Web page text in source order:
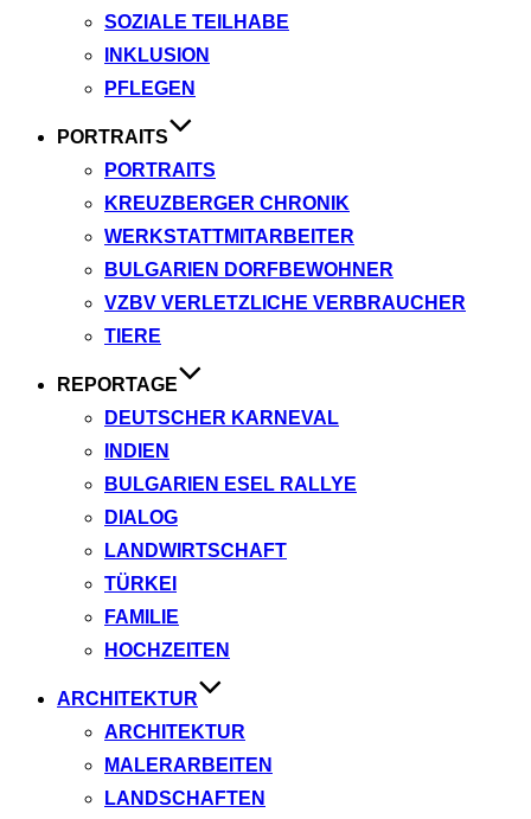
SOZIALE TEILHABE
INKLUSION
PFLEGEN
PORTRAITS
PORTRAITS
KREUZBERGER CHRONIK
WERKSTATTMITARBEITER
BULGARIEN DORFBEWOHNER
VZBV VERLETZLICHE VERBRAUCHER
TIERE
REPORTAGE
DEUTSCHER KARNEVAL
INDIEN
BULGARIEN ESEL RALLYE
DIALOG
LANDWIRTSCHAFT
TÜRKEI
FAMILIE
HOCHZEITEN
ARCHITEKTUR
ARCHITEKTUR
MALERARBEITEN
LANDSCHAFTEN